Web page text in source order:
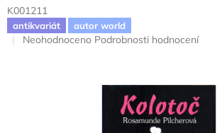
K001211
antikvariát autor world
Průměrné
Neohodnoceno Podrobnosti hodnocení